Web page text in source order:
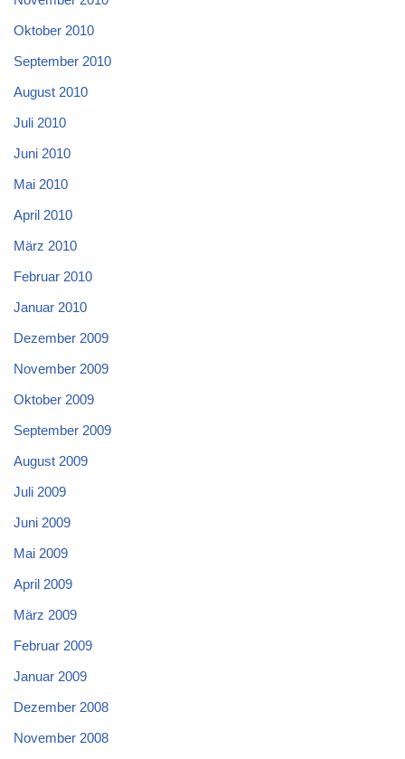
Oktober 2010
September 2010
August 2010
Juli 2010
Juni 2010
Mai 2010
April 2010
März 2010
Februar 2010
Januar 2010
Dezember 2009
November 2009
Oktober 2009
September 2009
August 2009
Juli 2009
Juni 2009
Mai 2009
April 2009
März 2009
Februar 2009
Januar 2009
Dezember 2008
November 2008